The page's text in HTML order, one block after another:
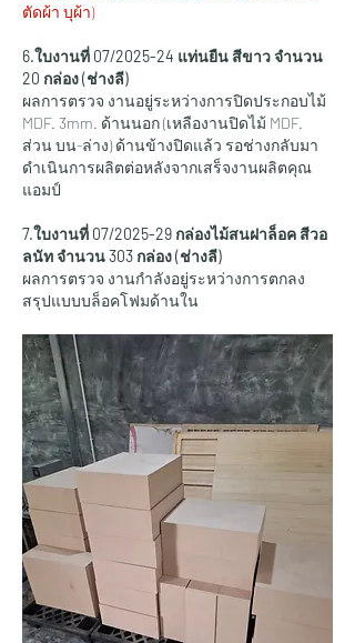
ตัดผ้า บุผ้า)
6.ใบงานที่ 07/2025-24 แท่นยืน สีขาว จำนวน
20 กล่อง (ช่างลี)
ผลการตรวจ งานอยู่ระหว่างการปิดประกอบไม้
MDF. 3mm. ด้านนอก (เหลืองานปิดไม้ MDF.
ส่วน บน-ล่าง) ด้านข้างปิดแล้ว รอช่างกลับมา
ดำเนินการผลิตต่อหลังจากเสร็จงานผลิตคุณ
แอมป์
7.ใบงานที่ 07/2025-29 กล่องไม้สนฝาล็อค สีวอ
ลนัท จำนวน 303 กล่อง (ช่างลี)
ผลการตรวจ งานกำลังอยู่ระหว่างการตกลง
สรุปแบบบล็อคโฟมด้านใน